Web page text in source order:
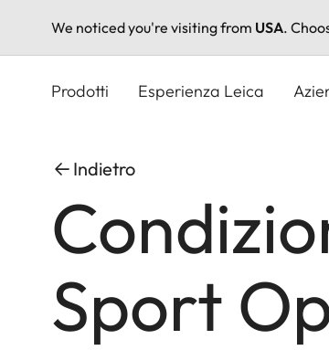
We noticed you're visiting from USA.
Prodotti Esperienza Leica
Indietro
Sport